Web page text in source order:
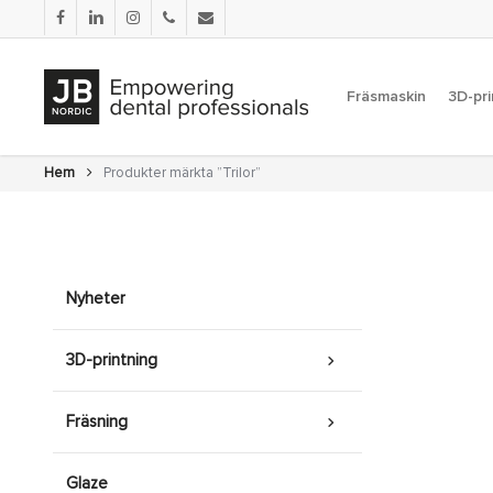
to
content
facebooklinkedininstagramphoneemail
Fräsmaskin 3D-
Hem Produkter märkta ”Trilor”
Nyheter
3D-printning
Fräsning
Glaze